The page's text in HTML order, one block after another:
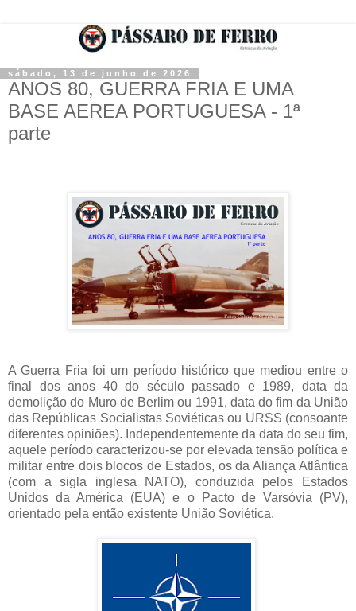
sábado, 13 de junho de 2026
ANOS 80, GUERRA FRIA E UMA
BASE AEREA PORTUGUESA - 1ª
parte
A Guerra Fria foi um período histórico que mediou entre o
final dos anos 40 do século passado e 1989, data da
demolição do Muro de Berlim ou 1991, data do fim da União
das Repúblicas Socialistas Soviéticas ou URSS (consoante
diferentes opiniões). Independentemente da data do seu fim,
aquele período caracterizou-se por elevada tensão política e
militar entre dois blocos de Estados, os da Aliança Atlântica
(com a sigla inglesa NATO), conduzida pelos Estados
Unidos da América (EUA) e o Pacto de Varsóvia (PV),
orientado pela então existente União Soviética.